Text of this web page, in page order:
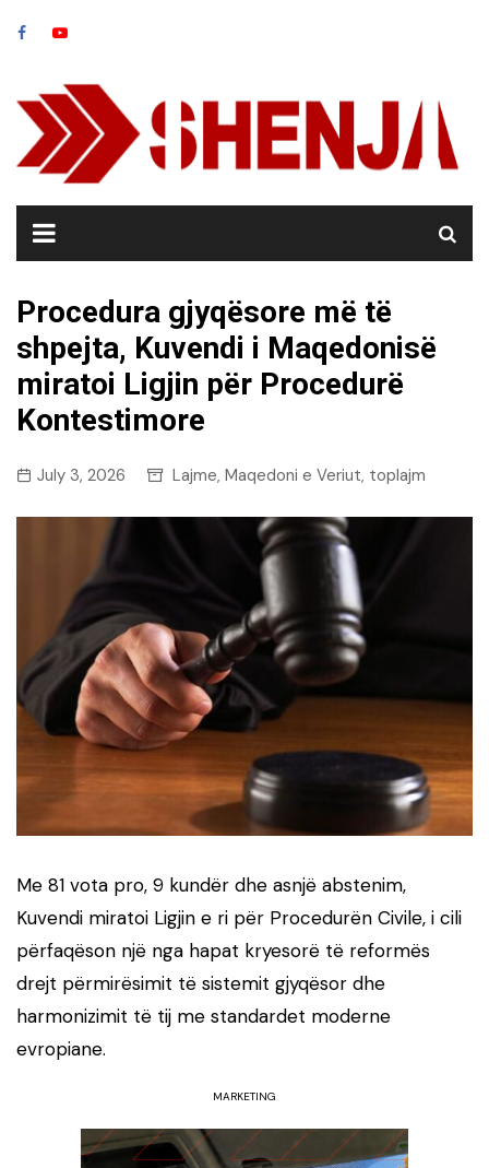
Procedura gjyqësore më të
shpejta, Kuvendi i Maqedonisë
miratoi Ligjin për Procedurë
Kontestimore
July 3, 2026 Lajme, Maqedoni e Veriut, toplajm
Me 81 vota pro, 9 kundër dhe asnjë abstenim,
Kuvendi miratoi Ligjin e ri për Procedurën Civile, i cili
përfaqëson një nga hapat kryesorë të reformës
drejt përmirësimit të sistemit gjyqësor dhe
harmonizimit të tij me standardet moderne
evropiane.
MARKETING